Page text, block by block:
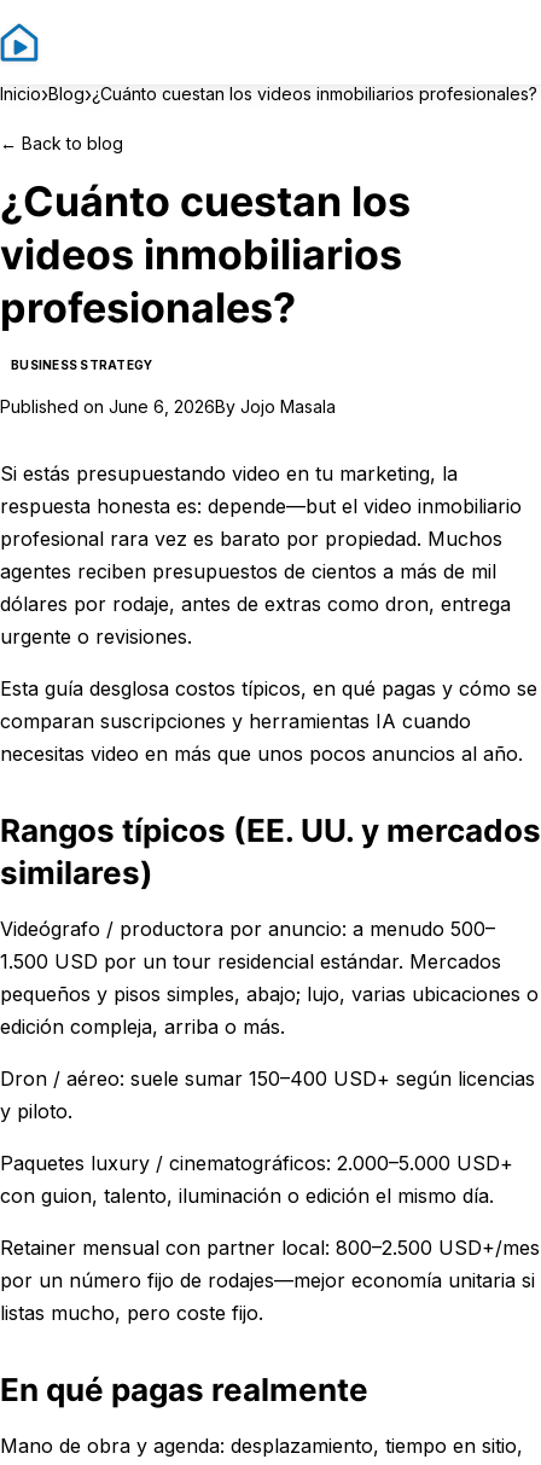
Inicio›Blog›¿Cuánto cuestan los videos inmobiliarios profesionales?
← Back to blog
¿Cuánto cuestan los
videos inmobiliarios
profesionales?
BUSINESS STRATEGY
Published on June 6, 2026By Jojo Masala
Si estás presupuestando video en tu marketing, la
respuesta honesta es: depende—but el video inmobiliario
profesional rara vez es barato por propiedad. Muchos
agentes reciben presupuestos de cientos a más de mil
dólares por rodaje, antes de extras como dron, entrega
urgente o revisiones.
Esta guía desglosa costos típicos, en qué pagas y cómo se
comparan suscripciones y herramientas IA cuando
necesitas video en más que unos pocos anuncios al año.
Rangos típicos (EE. UU. y mercados
similares)
Videógrafo / productora por anuncio: a menudo 500–
1.500 USD por un tour residencial estándar. Mercados
pequeños y pisos simples, abajo; lujo, varias ubicaciones o
edición compleja, arriba o más.
Dron / aéreo: suele sumar 150–400 USD+ según licencias
y piloto.
Paquetes luxury / cinematográficos: 2.000–5.000 USD+
con guion, talento, iluminación o edición el mismo día.
Retainer mensual con partner local: 800–2.500 USD+/mes
por un número fijo de rodajes—mejor economía unitaria si
listas mucho, pero coste fijo.
En qué pagas realmente
Mano de obra y agenda: desplazamiento, tiempo en sitio,